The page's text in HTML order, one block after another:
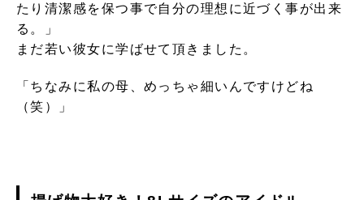
たり清潔感を保つ事で自分の理想に近づく事が出来
る。」
まだ若い彼女に学ばせて頂きました。
「ちなみに私の母、めっちゃ細いんですけどね
（笑）」